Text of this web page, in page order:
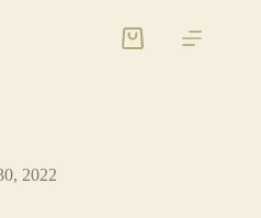
2022